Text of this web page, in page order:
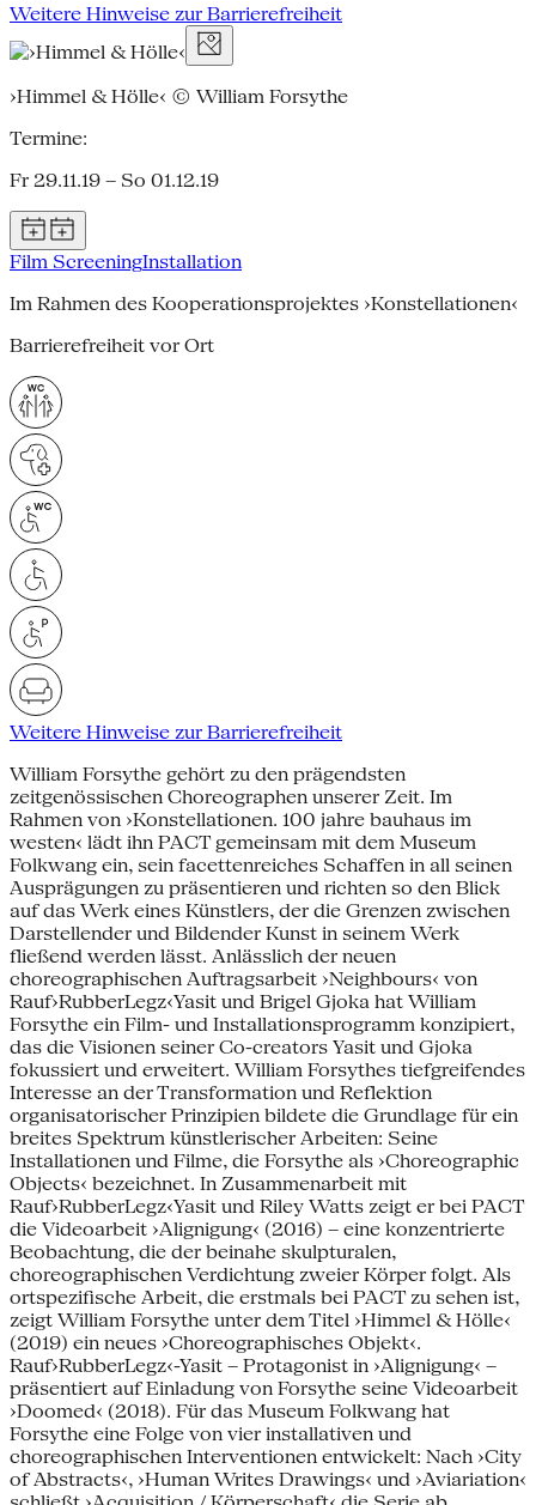
Weitere Hinweise zur Barrierefreiheit
›Himmel & Hölle‹ © William Forsythe
Termine:
Fr 29.11.19 – So 01.12.19
Film ScreeningInstallation
Im Rahmen des Kooperationsprojektes ›Konstellationen‹
Barrierefreiheit vor Ort
Weitere Hinweise zur Barrierefreiheit
William Forsythe gehört zu den prägendsten
zeitgenössischen Choreographen unserer Zeit. Im
Rahmen von ›Konstellationen. 100 jahre bauhaus im
westen‹ lädt ihn PACT gemeinsam mit dem Museum
Folkwang ein, sein facettenreiches Schaffen in all seinen
Ausprägungen zu präsentieren und richten so den Blick
auf das Werk eines Künstlers, der die Grenzen zwischen
Darstellender und Bildender Kunst in seinem Werk
fließend werden lässt. Anlässlich der neuen
choreographischen Auftragsarbeit ›Neighbours‹ von
Rauf›RubberLegz‹Yasit und Brigel Gjoka hat William
Forsythe ein Film- und Installationsprogramm konzipiert,
das die Visionen seiner Co-creators Yasit und Gjoka
fokussiert und erweitert. William Forsythes tiefgreifendes
Interesse an der Transformation und Reflektion
organisatorischer Prinzipien bildete die Grundlage für ein
breites Spektrum künstlerischer Arbeiten: Seine
Installationen und Filme, die Forsythe als ›Choreographic
Objects‹ bezeichnet. In Zusammenarbeit mit
Rauf›RubberLegz‹Yasit und Riley Watts zeigt er bei PACT
die Videoarbeit ›Alignigung‹ (2016) – eine konzentrierte
Beobachtung, die der beinahe skulpturalen,
choreographischen Verdichtung zweier Körper folgt. Als
ortspezifische Arbeit, die erstmals bei PACT zu sehen ist,
zeigt William Forsythe unter dem Titel ›Himmel & Hölle‹
(2019) ein neues ›Choreographisches Objekt‹.
Rauf›RubberLegz‹-Yasit – Protagonist in ›Alignigung‹ –
präsentiert auf Einladung von Forsythe seine Videoarbeit
›Doomed‹ (2018). Für das Museum Folkwang hat
Forsythe eine Folge von vier installativen und
choreographischen Interventionen entwickelt: Nach ›City
of Abstracts‹, ›Human Writes Drawings‹ und ›Aviariation‹